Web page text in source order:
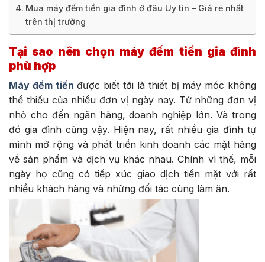
Mua máy đếm tiền gia đình ở đâu Uy tín – Giá rẻ nhất
trên thị trường
Tại sao nên chọn máy đếm tiền gia đình
phù hợp
Máy đếm tiền được biết tới là thiết bị máy móc không
thể thiếu của nhiều đơn vị ngày nay. Từ những đơn vị
nhỏ cho đến ngân hàng, doanh nghiệp lớn. Và trong
đó gia đình cũng vậy. Hiện nay, rất nhiều gia đình tự
mình mở rộng và phát triển kinh doanh các mặt hàng
về sản phẩm và dịch vụ khác nhau. Chính vì thế, mỗi
ngày họ cũng có tiếp xúc giao dịch tiền mặt với rất
nhiều khách hàng và những đối tác cùng làm ăn.